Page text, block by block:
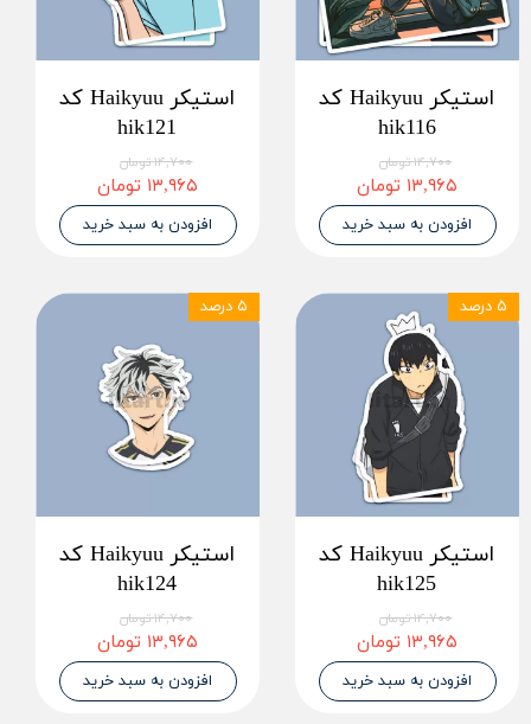
استیکر Haikyuu کد
hik116
۱۴,۷۰۰ تومان
۱۳,۹۶۵ تومان
افزودن به سبد خرید
استیکر Haikyuu کد
hik121
۱۴,۷۰۰ تومان
۱۳,۹۶۵ تومان
افزودن به سبد خرید
استیکر Haikyuu کد
hik125
۱۴,۷۰۰ تومان
۱۳,۹۶۵ تومان
افزودن به سبد خرید
۵ درصد
استیکر Haikyuu کد
hik124
۱۴,۷۰۰ تومان
۱۳,۹۶۵ تومان
افزودن به سبد خرید
۵ درصد